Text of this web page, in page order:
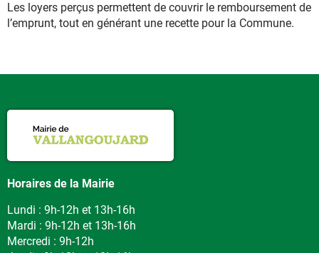
Les loyers perçus permettent de couvrir le remboursement de
l’emprunt, tout en générant une recette pour la Commune.
Horaires de la Mairie
Lundi : 9h-12h et 13h-16h
Mardi : 9h-12h et 13h-16h
Mercredi : 9h-12h